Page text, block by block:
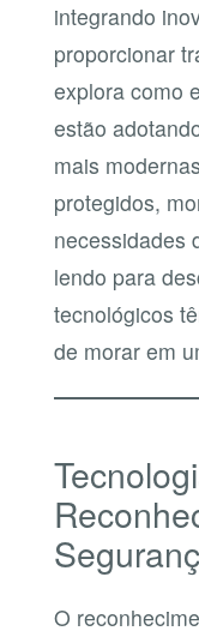
integrando
proporcionar
explora como
estão
mais
protegidos,
necessidades
lendo para
tecnológicos
de morar em
O